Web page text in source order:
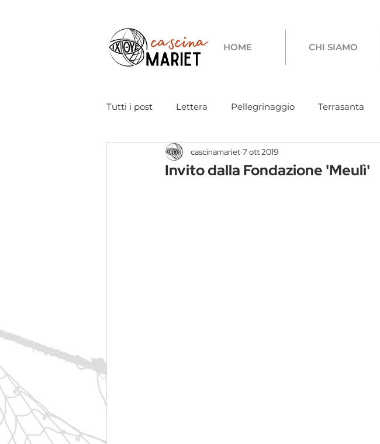
HOME CHI SIAMO
Tutti i post Lettera Pellegrinaggio Terrasanta
Coronavirus Papa Francesco coronavirus
Invito dalla Fondazione 'Meulì'
cascinamariet 7 ott 2019